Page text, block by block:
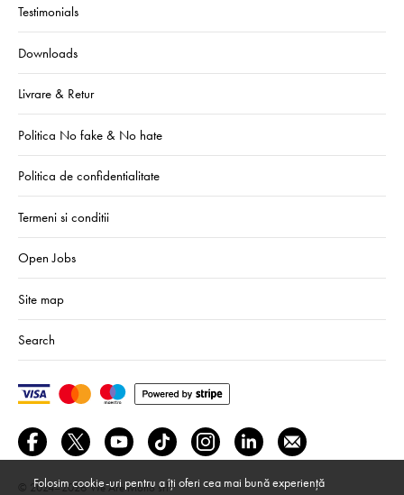
Testimonials
Downloads
Livrare & Retur
Politica No fake & No hate
Politica de confidentialitate
Termeni si conditii
Open Jobs
Site map
Search
© 2024–2026 We Are Mono srl
Folosim cookie-uri pentru a îți oferi cea mai bună experiență